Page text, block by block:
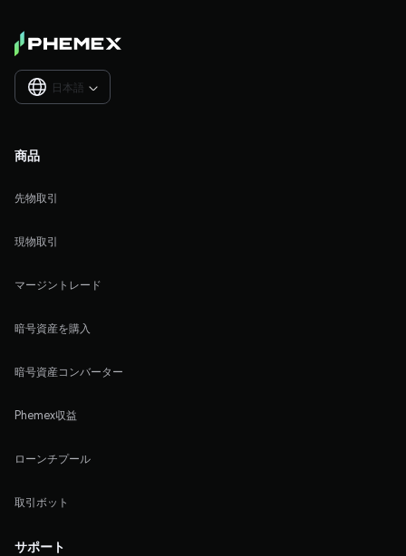
日本語 
商品
先物取引
現物取引
マージントレード
暗号資産を購入
暗号資産コンバーター
Phemex収益
ローンチプール
取引ボット
サポート